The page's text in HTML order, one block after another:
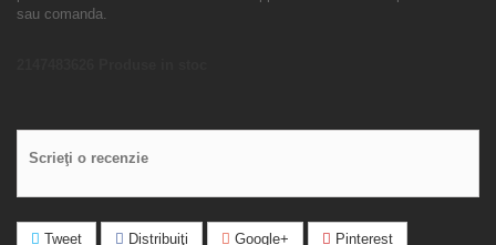
sau comanda.
Scrieţi o recenzie
Tweet Distribuiţi Google+ Pinterest